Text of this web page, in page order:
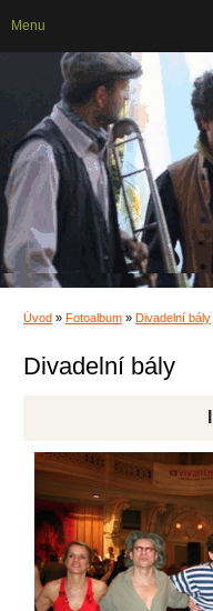
Úvod » Fotoalbum » Divadelní bály
Divadelní bály
Menu